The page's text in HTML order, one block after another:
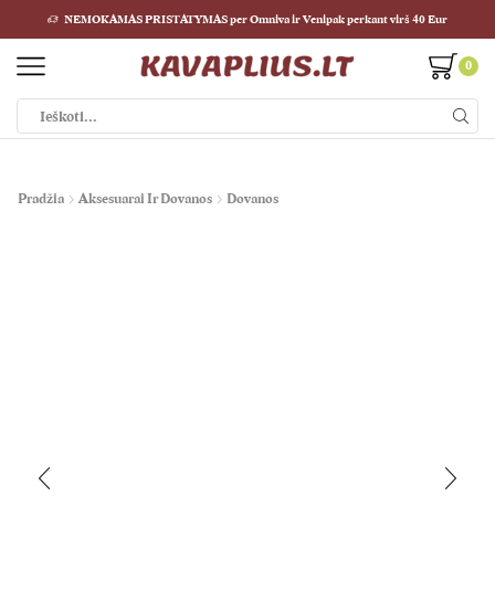
NEMOKAMAS PRISTATYMAS per Omniva ir Venipak perkant virš 40 Eur
0
Pradžia Aksesuarai Ir Dovanos Dovanos